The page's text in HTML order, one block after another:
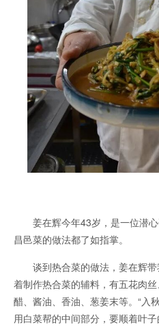
姜在辉今年43岁，是一位潜
昌邑菜的做法都了如指掌。
谈到热合菜的做法，姜在辉
着制作热合菜的辅料，有五花肉丝
醋、酱油、香油、葱姜末等。“入
用白菜帮的中间部分，要顺着叶